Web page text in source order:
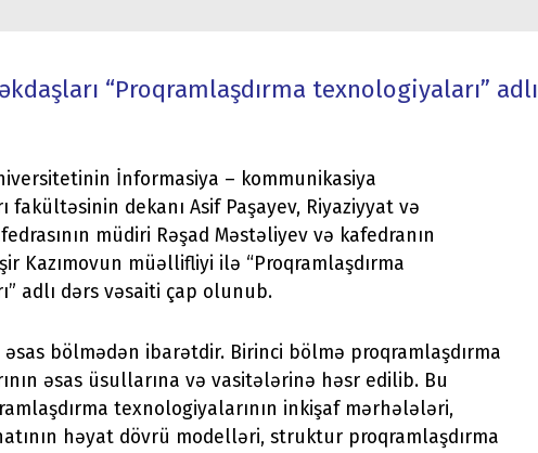
“Proqramlaşdırma texnologiyaları” adlı
İnformasiya – kommunikasiya
fakültəsinin dekanı Asif Paşayev, Riyaziyyat və
müdiri Rəşad Məstəliyev və kafedranın
Kazımovun müəllifliyi ilə “Proqramlaşdırma
adlı dərs vəsaiti çap olunub.
əsas bölmədən ibarətdir. Birinci bölmə proqramlaşdırma
əsas üsullarına və vasitələrinə həsr edilib. Bu
texnologiyalarının inkişaf mərhələləri,
həyat dövrü modelləri, struktur proqramlaşdırma